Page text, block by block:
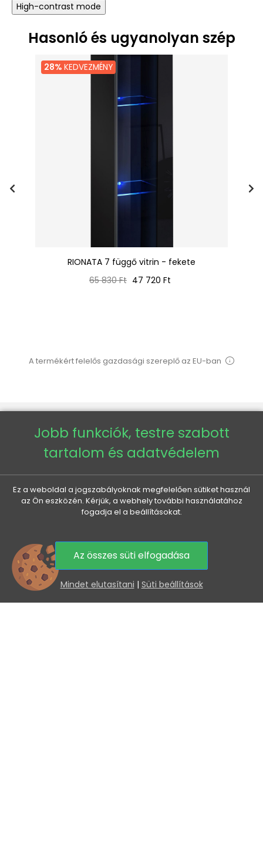
High-contrast mode
Hasonló és ugyanolyan szép
28% KEDVEZMÉNY
RIONATA 7 függő vitrin - fekete
Normál
65 830 Ft Ár
47 720 Ft
A termékért felelős gazdasági szereplő az EU-ban
MINDEN A VÁSÁRLÁSRÓL
HASZNOS INFORMÁCIÓK
KEDVEZMÉNYEK ÉS ÚJDONSÁGOK ÖNNEK, E-MAILBEN
Az elküldéssel hozzájárul személyes adatai
0
Jobb funkciók, testre szabott
tartalom és adatvédelem
Ez a weboldal a jogszabályoknak megfelelően sütiket használ
az Ön eszközén. Kérjük, a webhely további használatához
fogadja el a beállításokat.
Az összes süti elfogadása
Mindet elutasítani | Süti beállítások